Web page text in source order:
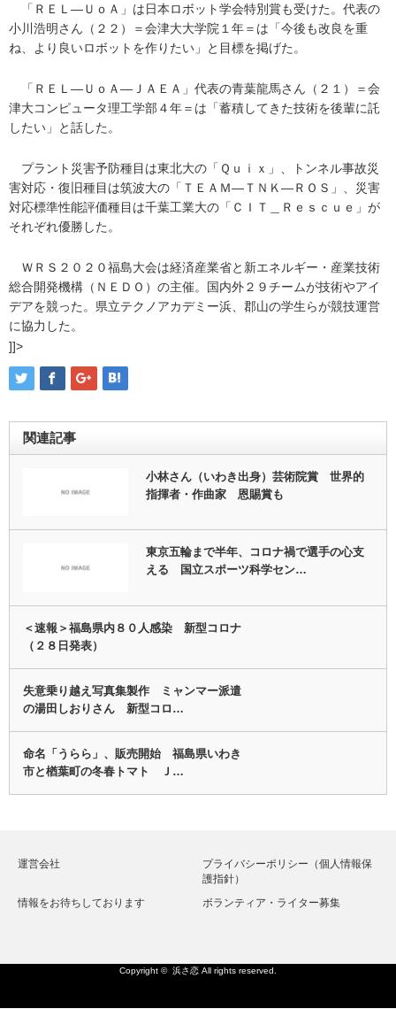
「ＲＥＬ―ＵｏＡ」は日本ロボット学会特別賞も受けた。代表の
小川浩明さん（２２）＝会津大大学院１年＝は「今後も改良を重
ね、より良いロボットを作りたい」と目標を掲げた。
「ＲＥＬ―ＵｏＡ―ＪＡＥＡ」代表の青葉龍馬さん（２１）＝会
津大コンピュータ理工学部４年＝は「蓄積してきた技術を後輩に託
したい」と話した。
プラント災害予防種目は東北大の「Ｑｕｉｘ」、トンネル事故災
害対応・復旧種目は筑波大の「ＴＥＡＭ―ＴＮＫ―ＲＯＳ」、災害
対応標準性能評価種目は千葉工業大の「ＣＩＴ＿Ｒｅｓｃｕｅ」が
それぞれ優勝した。
ＷＲＳ２０２０福島大会は経済産業省と新エネルギー・産業技術
総合開発機構（ＮＥＤＯ）の主催。国内外２９チームが技術やアイ
デアを競った。県立テクノアカデミー浜、郡山の学生らが競技運営
に協力した。
]]>
関連記事
小林さん（いわき出身）芸術院賞 世界的
指揮者・作曲家 恩賜賞も
東京五輪まで半年、コロナ禍で選手の心支
える 国立スポーツ科学セン…
＜速報＞福島県内８０人感染 新型コロナ
（２８日発表）
失意乗り越え写真集製作 ミャンマー派遣
の湯田しおりさん 新型コロ…
命名「うらら」、販売開始 福島県いわき
市と楢葉町の冬春トマト Ｊ…
運営会社
プライバシーポリシー（個人情報保
護指針）
情報をお待ちしております
ボランティア・ライター募集
Copyright © 浜さ恋 All rights reserved.